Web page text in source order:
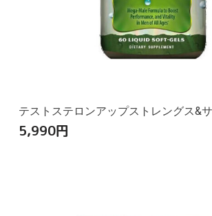
テストステロンアップストレングス&
5,990円